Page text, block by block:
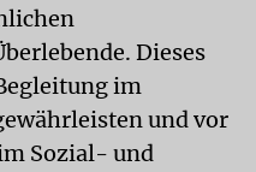
Dieses
im
und vor
Sozial- und